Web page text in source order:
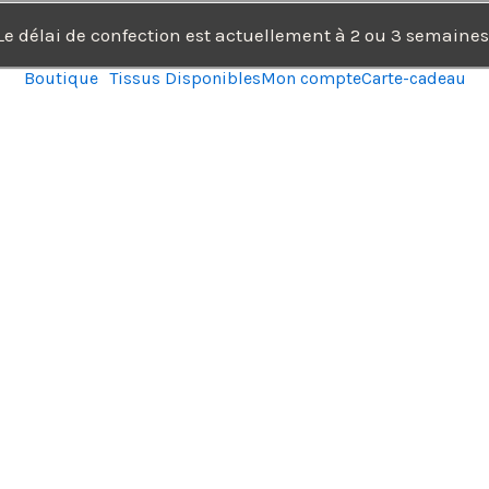
délai de confection est actuellement à 2 ou 3
Boutique Tissus DisponiblesMon compteCarte-cadeau